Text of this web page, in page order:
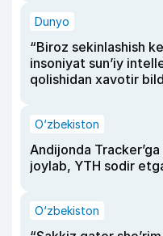
Dunyo
“Biroz sekinlashish
insoniyat sun’iy
qolishidan xavotir
O‘zbekiston
Andijonda
joylab, YTH sodir
O‘zbekiston